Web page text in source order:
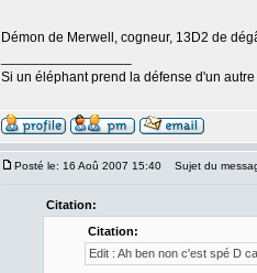
Démon de Merwell, cogneur, 13D2 de
Si un éléphant prend la défense d'un
Posté le: 16 Aoû 2007 15:40 Sujet du
Citation:
Citation:
Edit : Ah ben non c'est spé D